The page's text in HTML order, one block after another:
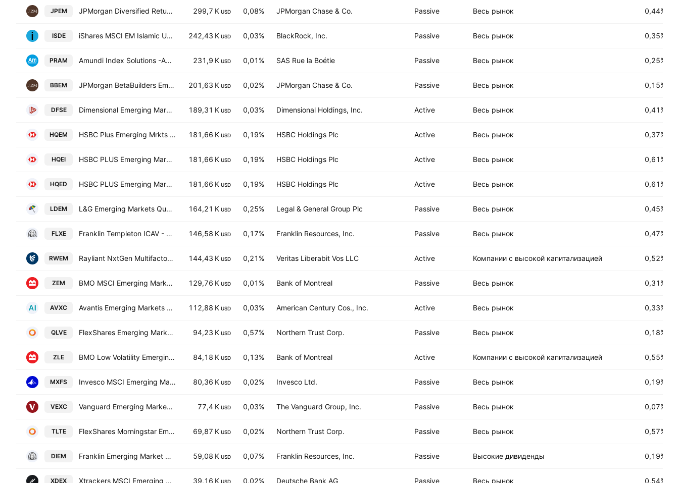
JPEM JPMorgan Diversified Return Emerging Markets Equity ETF 299,7 K USD 0,08% JPMorgan Chase & Co. Passive Весь рынок 0,44%
ISDE iShares MSCI EM Islamic UCITS ETF 242,43 K USD 0,03% BlackRock, Inc. Passive Весь рынок 0,35%
PRAM Amundi Index Solutions -Amundi Prime Emerging Mrkts UCITS ETF 231,9 K USD 0,01% SAS Rue la Boétie Passive Весь рынок 0,25%
BBEM JPMorgan BetaBuilders Emerging Markets Equity ETF 201,63 K USD 0,02% JPMorgan Chase & Co. Passive Весь рынок 0,15%
DFSE Dimensional Emerging Markets Sustainability Core 1 ETF 189,31 K USD 0,03% Dimensional Holdings, Inc. Active Весь рынок 0,41%
HQEM HSBC Plus Emerging Mrkts Equity Income Quant Active UCITS ETF 181,66 K USD 0,19% HSBC Holdings Plc Active Весь рынок 0,37%
HQEI HSBC PLUS Emerging Markets Equity Incm Quant Active UCITS ETF 181,66 K USD 0,19% HSBC Holdings Plc Active Весь рынок 0,61%
HQED HSBC PLUS Emerging Markets Equity Income Quant Active UCITS ETF - USD 181,66 K USD 0,19% HSBC Holdings Plc Active Весь рынок 0,61%
LDEM L&G Emerging Markets Quality Dividends Equal Weight UCITS ETF 164,21 K USD 0,25% Legal & General Group Plc Passive Весь рынок 0,45%
FLXE Franklin Templeton ICAV - Franklin EM Multi-Factor Equity UCITS ETF Accum Shs USD 146,58 K USD 0,17% Franklin Resources, Inc. Passive Весь рынок 0,47%
RWEM Rayliant NxtGen Multifactor Emerging Markets Equity ETF 144,43 K USD 0,21% Veritas Liberabit Vos LLC Active Компании с высокой капитализацией 0,52%
ZEM BMO MSCI Emerging Markets Index ETF 129,76 K USD 0,01% Bank of Montreal Passive Весь рынок 0,31%
AVXC Avantis Emerging Markets ex-China Equity ETF 112,88 K USD 0,03% American Century Cos., Inc. Active Весь рынок 0,33%
QLVE FlexShares Emerging Markets Quality Low Volatility Index Fund 94,23 K USD 0,57% Northern Trust Corp. Passive Весь рынок 0,18%
ZLE BMO Low Volatility Emerging Markets Equity ETF CAD Units Trust Units 84,18 K USD 0,13% Bank of Montreal Active Компании с высокой капитализацией 0,55%
MXFS Invesco MSCI Emerging Markets UCITS ETF 80,36 K USD 0,02% Invesco Ltd. Passive Весь рынок 0,19%
VEXC Vanguard Emerging Markets Ex-China ETF 77,4 K USD 0,03% The Vanguard Group, Inc. Passive Весь рынок 0,07%
TLTE FlexShares Morningstar Emerging Markets Factor Tilt Index Fund 69,87 K USD 0,02% Northern Trust Corp. Passive Весь рынок 0,57%
DIEM Franklin Emerging Market Core Dividend Tilt Index ETF 59,08 K USD 0,07% Franklin Resources, Inc. Passive Высокие дивиденды 0,19%
XDEX Xtrackers MSCI Emerging Markets Ex China UCITS ETF 39,16 K USD 0,02% Deutsche Bank AG Passive Весь рынок 0,54%